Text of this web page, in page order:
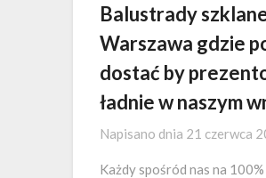
Balustrady
Warszawa gdzie
dostać by
ładnie w naszym
Napisano dnia 21 czerwca
Każdy spośród nas na